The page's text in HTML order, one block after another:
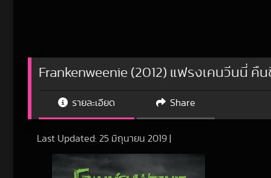
Frankenweenie (2012) แฟรงเคนวีนนี่ คื
รายละเอียด Share
Last Updated: 25 มิถุนายน 2019